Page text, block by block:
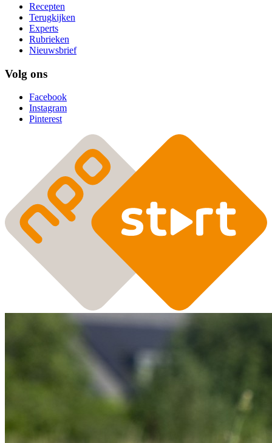
Recepten
Terugkijken
Experts
Rubrieken
Nieuwsbrief
Volg ons
Facebook
Instagram
Pinterest